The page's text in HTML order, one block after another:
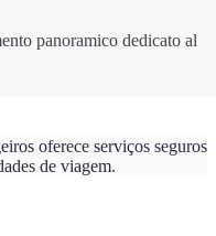
panoramico dedicato al
oferece serviços seguros
de viagem.